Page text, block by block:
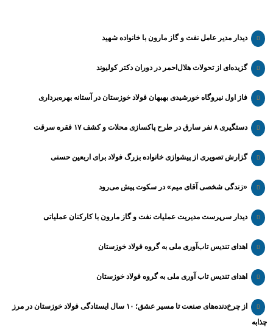
دیدار مدیر عامل نفت و گاز مارون با خانواده شهید
گزیده‌ای از تحولات هلال‌احمر در دوران دکتر کولیوند
فاز اول نیروگاه خورشیدی بهبهان فولاد خوزستان در آستانه بهره‌برداری
دستگیری ۸ نفر سارق در طرح پاکسازی محلات و کشف ۱۷ فقره سرقت
گزارش تصویری از پیشوازی خانواده بزرگ فولاد برای اربعین حسنی
«زندگی شخصی آقای میم» در سکوت پیش می‌رود
دیدار سرپرست مدیریت عملیات نفت و گاز مارون با کارکنان عملیاتی
اهدای تندیس تاب‌آوری ملی به گروه فولاد خوزستان
اهدای تندیس تاب آوری ملی به گروه فولاد خوزستان
از چرخ‌دنده‌های صنعت تا مسیر عشق؛ ۱۰ سال ایستادگی فولاد خوزستان در مرز
چذابه